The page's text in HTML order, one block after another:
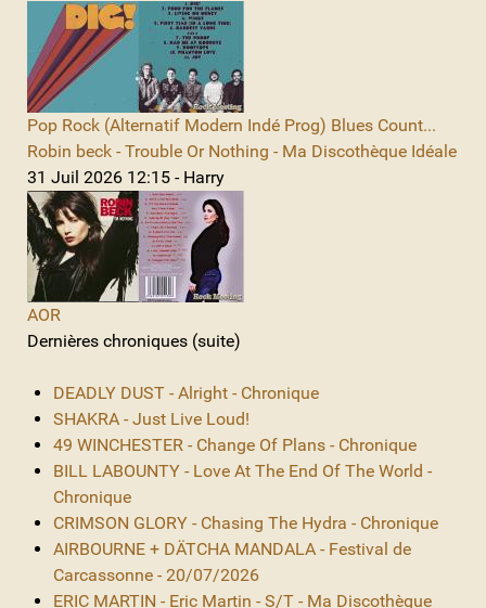
Pop Rock (Alternatif Modern Indé Prog) Blues Count...
Robin beck - Trouble Or Nothing - Ma Discothèque Idéale
31 Juil 2026 12:15 - Harry
AOR
Dernières chroniques (suite)
DEADLY DUST - Alright - Chronique
SHAKRA - Just Live Loud!
49 WINCHESTER - Change Of Plans - Chronique
BILL LABOUNTY - Love At The End Of The World -
Chronique
CRIMSON GLORY - Chasing The Hydra - Chronique
AIRBOURNE + DÄTCHA MANDALA - Festival de
Carcassonne - 20/07/2026
ERIC MARTIN - Eric Martin - S/T - Ma Discothèque